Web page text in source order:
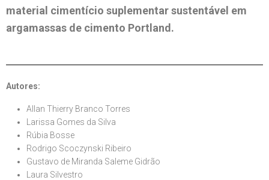
material cimentício suplementar sustentável em
argamassas de cimento Portland.
Autores:
Allan Thierry Branco Torres
Larissa Gomes da Silva
Rúbia Bosse
Rodrigo Scoczynski Ribeiro
Gustavo de Miranda Saleme Gidrão
Laura Silvestro